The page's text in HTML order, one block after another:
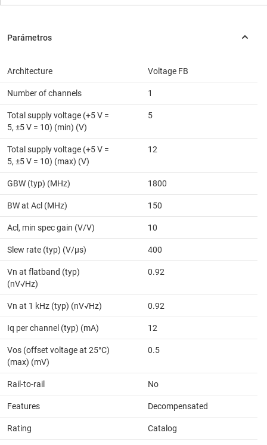
Architecture Voltage FB
Number of channels 1
Total supply voltage (+5 V =
5, ±5 V = 10) (min) (V)
5
Total supply voltage (+5 V =
5, ±5 V = 10) (max) (V)
12
GBW (typ) (MHz) 1800
BW at Acl (MHz) 150
Acl, min spec gain (V/V) 10
Slew rate (typ) (V/µs) 400
Vn at flatband (typ)
(nV√Hz)
0.92
Vn at 1 kHz (typ) (nV√Hz) 0.92
Iq per channel (typ) (mA) 12
Vos (offset voltage at 25°C)
(max) (mV)
0.5
Rail-to-rail No
Features Decompensated
Rating Catalog